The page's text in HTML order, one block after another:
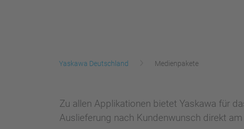
Yaskawa Deutschland Medienpakete
Zu allen Applikationen bietet Yaskawa für
Auslieferung nach Kundenwunsch direkt